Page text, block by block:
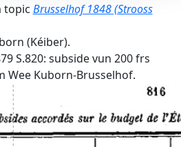
topic Brusselhof 1848 (Strooss
(Kéiber).
S.820: subside vun 200 frs
Wee Kuborn-Brusselhof.